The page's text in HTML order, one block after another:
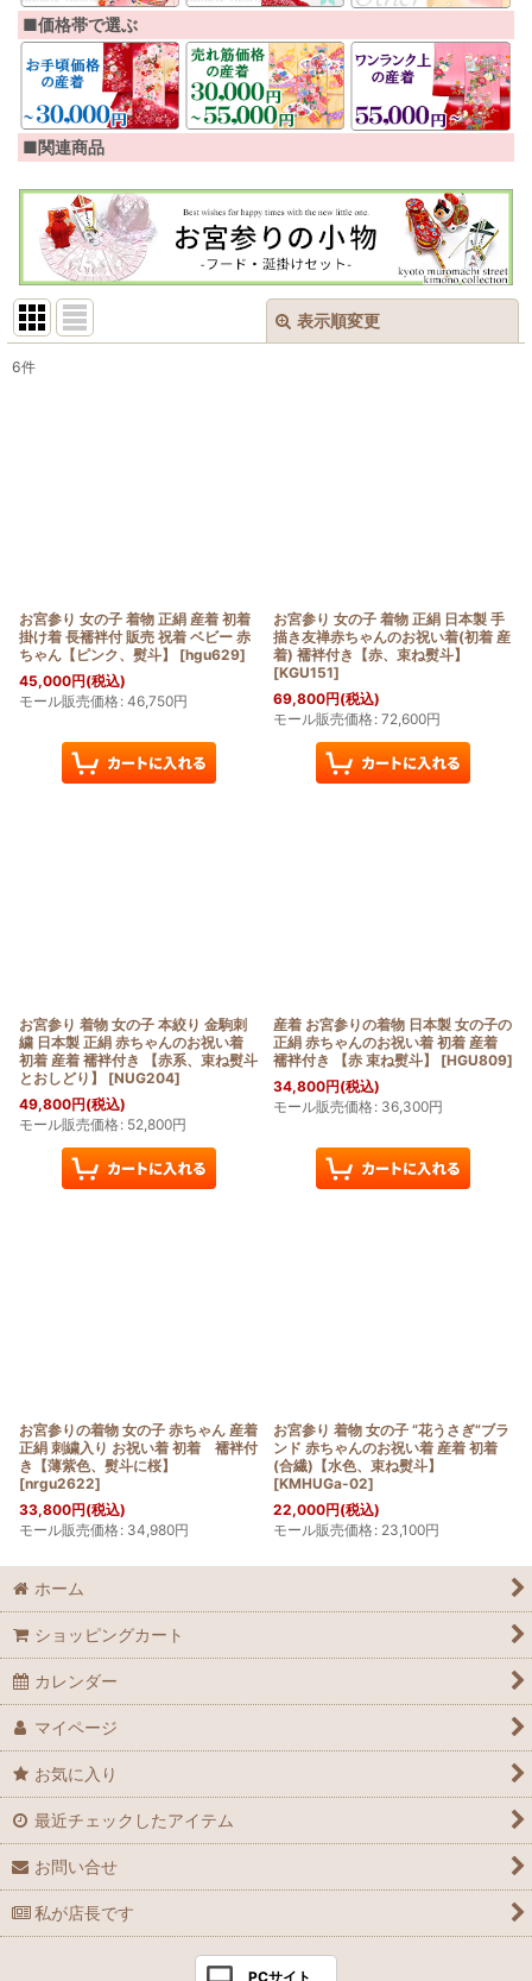
■価格帯で選ぶ
■関連商品
表示順変更
6件
お宮参り 女の子 着物 正絹 産着 初着
掛け着 長襦袢付 販売 祝着 ベビー 赤
ちゃん【ピンク、熨斗】
[hgu629]
45,000円(税込)
モール販売価格: 46,750円
お宮参り 女の子 着物 正絹 日本製 手
描き友禅赤ちゃんのお祝い着(初着 産
着) 襦袢付き【赤、束ね熨斗】
[KGU151]
69,800円(税込)
モール販売価格: 72,600円
お宮参り 着物 女の子 本絞り 金駒刺
繍 日本製 正絹 赤ちゃんのお祝い着
初着 産着 襦袢付き 【赤系、束ね熨斗
とおしどり】
[NUG204]
49,800円(税込)
モール販売価格: 52,800円
産着 お宮参りの着物 日本製 女の子の
正絹 赤ちゃんのお祝い着 初着 産着
襦袢付き 【赤 束ね熨斗】
[HGU809]
34,800円(税込)
モール販売価格: 36,300円
お宮参りの着物 女の子 赤ちゃん 産着
正絹 刺繍入り お祝い着 初着 襦袢付
き【薄紫色、熨斗に桜】
[nrgu2622]
33,800円(税込)
モール販売価格: 34,980円
お宮参り 着物 女の子 “花うさぎ”ブラ
ンド 赤ちゃんのお祝い着 産着 初着
(合繊)【水色、束ね熨斗】
[KMHUGa-02]
22,000円(税込)
モール販売価格: 23,100円
ホーム
ショッピングカート
カレンダー
マイページ
お気に入り
最近チェックしたアイテム
お問い合せ
私が店長です
PCサイト